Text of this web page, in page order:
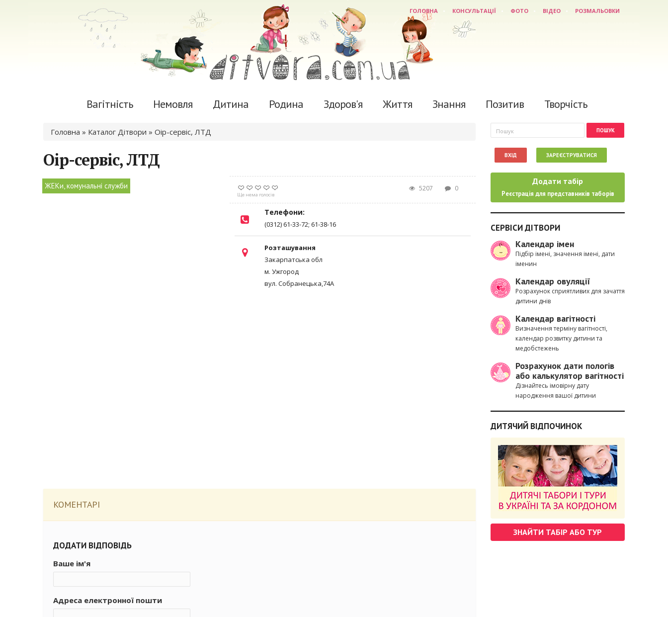
ГОЛОВНА КОНСУЛЬТАЦІЇ ФОТО ВІДЕО РОЗМАЛЬОВКИ
Вагітність Немовля Дитина Родина Здоров'я Життя Знання Позитив Творчість
Ви є тут
Головна » Каталог Дітвори » Оір-сервіс, ЛТД
Оір-сервіс, ЛТД
ЖЕКи, комунальні служби
Ще нема голосів
5207 0
Телефони:
(0312) 61-33-72; 61-38-16
Розташування
Закарпатська обл
м. Ужгород
вул. Собранецька,74А
КОМЕНТАРІ
ДОДАТИ ВІДПОВІДЬ
Ваше ім'я
Адреса електронної пошти
Пошукова форма
Пошук
ВХІД ЗАРЕЄСТРУВАТИСЯ
Додати табір
Реєстрація для представників таборів
СЕРВІСИ ДІТВОРИ
Календар імен
Підбір імені, значення імені, дати
іменин
Календар овуляції
Розрахунок сприятливих для зачаття
дитини днів
Календар вагітності
Визначення терміну вагітності,
календар розвитку дитини та
медобстежень
Розрахунок дати пологів
або калькулятор вагітності
Дізнайтесь імовірну дату
народження вашої дитини
ДИТЯЧИЙ ВІДПОЧИНОК
ЗНАЙТИ ТАБІР АБО ТУР